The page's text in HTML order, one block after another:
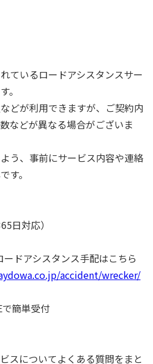
ているロードアシスタンスサー
。
どが利用できますが、ご契約内
などが異なる場合がございま
う、事前にサービス内容や連絡
す。
日対応）
ドアシスタンス手配はこちら
accident/wrecker/
簡単受付
スについてよくある質問をまと